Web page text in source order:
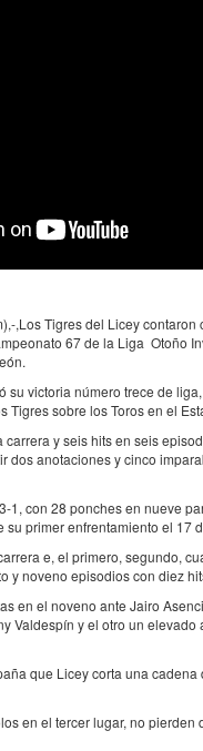
,Los Tigres del Licey
67 de la Liga Otoño
su victoria número trece de
Tigres sobre los Toros en el
y seis hits en seis
dos anotaciones y cinco
1, con 28 ponches en nueve
su primer enfrentamiento el 17
e, el primero, segundo,
y noveno episodios con diez
en el noveno ante Jairo
Valdespín y el otro un
que Licey corta una
en el tercer lugar, no